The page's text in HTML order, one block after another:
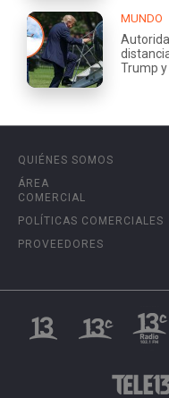
MUNDO
Trump y
QUIÉNES SOMOS
ÁREA
COMERCIAL
POLÍTICAS COMERCIALES
PROVEEDORES